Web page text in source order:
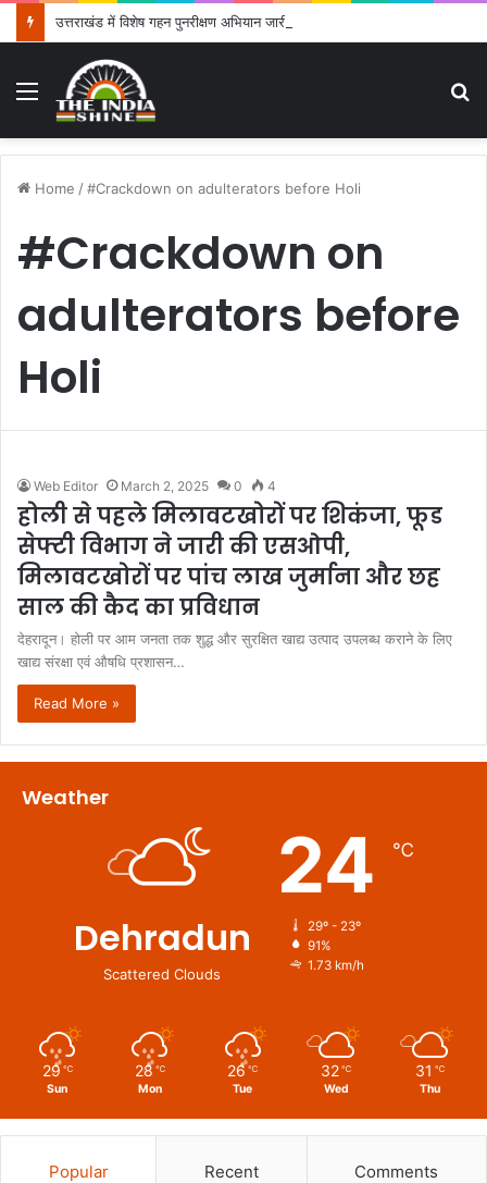
Menu
Home /#Crackdown on adulterators before Holi
#Crackdown on
adulterators before
Holi
Web Editor March 2, 2025 0 4
होली से पहले मिलावटखोरों पर शिकंजा, फूड
सेफ्टी विभाग ने जारी की एसओपी,
मिलावटखोरों पर पांच लाख जुर्माना और छह
साल की कैद का प्रविधान
देहरादून। होली पर आम जनता तक शुद्ध और सुरक्षित खाद्य उत्पाद उपलब्ध कराने के लिए
खाद्य संरक्षा एवं औषधि प्रशासन…
Read More »
Weather
Dehradun
Scattered Clouds
24 ℃
29º - 23º
91%
1.73 km/h
29 ℃
Sun
28 ℃
Mon
26 ℃
Tue
32 ℃
Wed
31 ℃
Thu
Popular Recent Comments